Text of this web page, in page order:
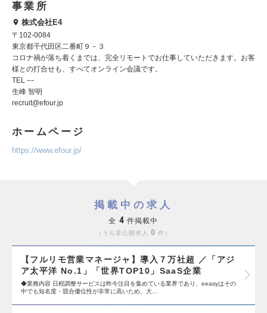
事業所
株式会社E4
〒102-0084
東京都千代田区二番町９－３
コロナ禍が落ち着くまでは、完全リモートでお仕事していただきます。お客
様との打合せも、すべてオンライン会議です。
TEL ---
生峰 智明
recruit@efour.jp
ホームページ
https://www.efour.jp/
掲載中の求人
全 4 件掲載中
うち非公開求人 0 件
【フルリモ営業マネージャ】導入７万社超 ／「アジ
ア太平洋 No.1」「世界TOP10」SaaS企業
◆業務内容 日程調整サービスは昨今注目を集めている業界であり、eeasyはその
中でも知名度・競合優位性が非常に高いため、大…